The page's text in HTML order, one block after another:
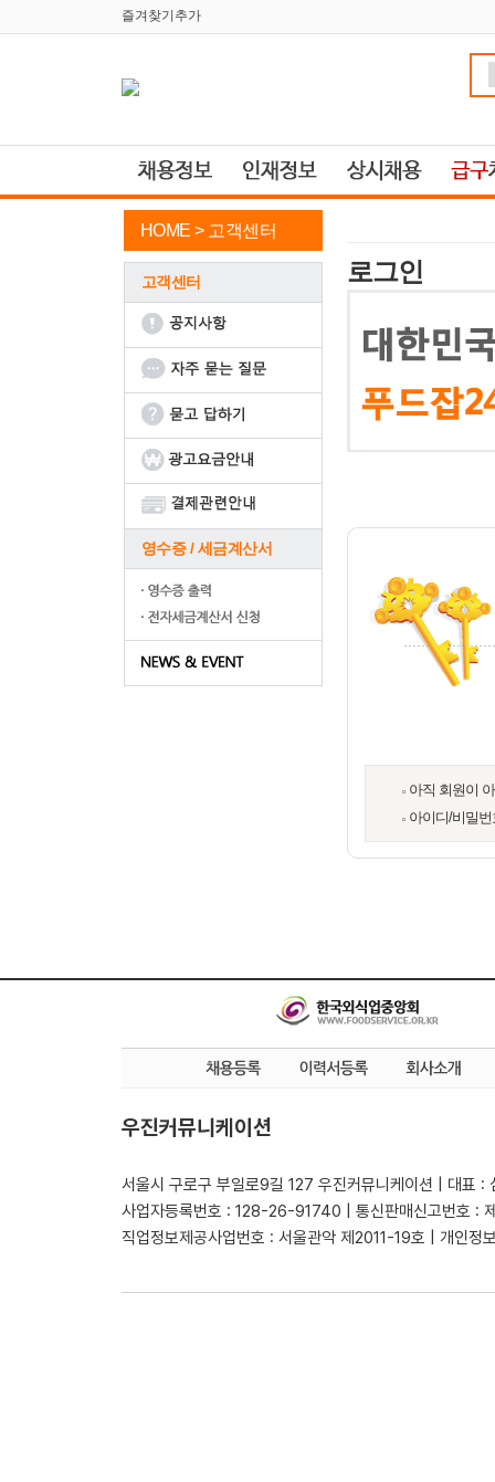
즐겨찾기추가
HOME > 고객센터
고객센터
영수증 / 세금계산서
로그인
아직 회원이
아이디/비밀
우진커뮤니케이션
서울시 구로구 부일로9길 127 우진커뮤니케이션 | 대표 :
사업자등록번호 : 128-26-91740 | 통신판매신고번호 :
직업정보제공사업번호 : 서울관악 제2011-19호 | 개인정